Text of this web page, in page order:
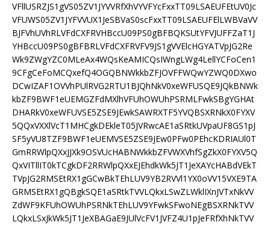
VFllUSRZJS1gVS05ZV1JYVVRfXhVYVFYcFxxTT09LSAEUFEtUV0Jc
VFUWS05ZV1JYFVVUX1JeSBVaS0scFxxTT09LSAEUFElLWBVaVV
BJFVhUVhRLVFdCXFRVHBccU09PS0gBFBQKSUtYFVJUFFZaT1J
YHBccU09PS0gBFBRLVFdCXFRVFV9JS1gVVElcHGYATVpJG2Re
Wk9ZWgYZC0MLeAx4WQsKeAMICQsIWngLWg4LellYCFoCen1
9CFgCeFoMCQxefQ4OGQBNWkkbZFJOVFFWQwYZWQ0DXwo
DCwIZAF1OVVhPUlRVG2RTU1BJQhNkV0xeWFUSQE9JQkBNWk
kbZF9BWF1eUEMGZFdMXlhVFUhOWUhPSRMLFwkSBgYGHAt
DHARkV0xeWFUVSE5ZSE9JEwkSAWRXTF5YVQBSXRNkX0FYXV
5QQxVXXlVcT1MHCgkDEkleT05JVRwcAE1aSRtkUVpaUF8GS1pJ
SF5yVU8TZF9BWF1eUEMVSE5ZSE9JEw0PFw0PEhcKDRIAUl0T
GmRRWlpQXxJJXk9OSVUcHABNWkkbZFVWXVhfSgZkX0FYXV5Q
QxVITllIT0kTCgkDF2RRWlpQXxEJEhdkWk5JT1JeXAYcHABdVEkT
TVpJG2RMSEtRX1gGCwBkTEhLUV9YB2RVVl1YX0oVV15VXE9TA
GRMSEtRX1gQBgkSQE1aSRtkTVVLQkxLSwZLWklIXnJVTxNkVV
ZdWF9KFUhOWUhPSRNkTEhLUV9YFwkSFwoNEgBSXRNkTVV
LQkxLSxJkWk5JT1JeXBAGaE9JUlVcFV1JVFZ4U1pJeFRfXhNkTVV